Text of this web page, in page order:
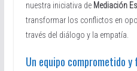
nuestra iniciativa de Mediación
transformar los conflictos en
través del diálogo y la empatía.
Un equipo comprometido y